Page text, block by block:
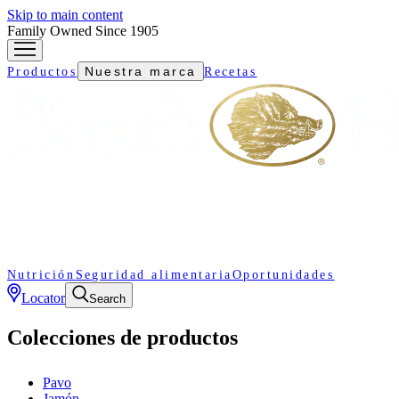
Skip to main content
Family Owned Since 1905
Productos Nuestra marca Recetas
Nutrición Seguridad alimentaria Oportunidades
Locator Search
Colecciones de productos
Pavo